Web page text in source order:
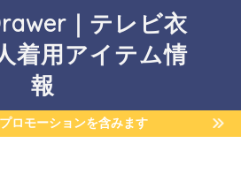
｜テレビ衣
着用アイテム情
報
ロモーションを含みます